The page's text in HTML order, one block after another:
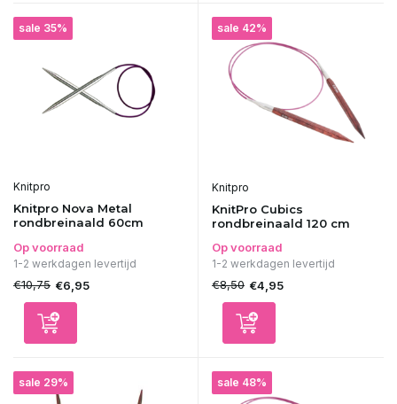
sale 35%
Knitpro
Knitpro Nova Metal
rondbreinaald 60cm
Op voorraad
1-2 werkdagen levertijd
€10,75 €6,95
sale 42%
Knitpro
KnitPro Cubics
rondbreinaald 120 cm
Op voorraad
1-2 werkdagen levertijd
€8,50 €4,95
sale 29% sale 48%